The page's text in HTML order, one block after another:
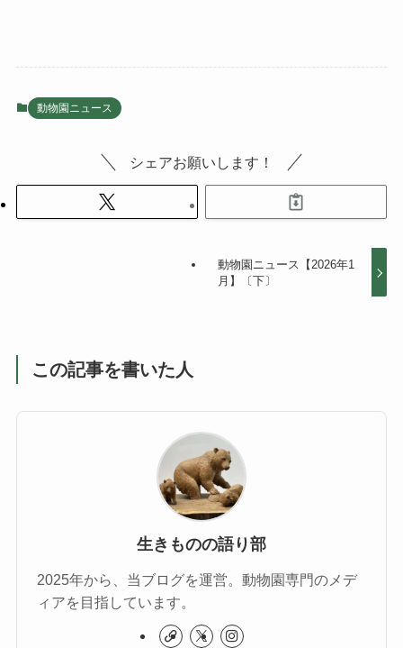
動物園ニュース
シェアお願いします！
動物園ニュース【2026年1
月】〔下〕
この記事を書いた人
生きものの語り部
2025年から、当ブログを運営。動物園専門のメデ
ィアを目指しています。